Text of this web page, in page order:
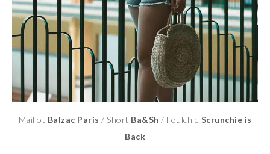
Maillot Balzac Paris / Short Ba&Sh / Foulchie Scrunchie is
Back